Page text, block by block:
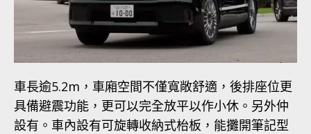
車長逾5.2m，車廂空間不僅寬敞舒適，後排座位更
具備避震功能，更可以完全放平以作小休。另外仲
設有。車內設有可旋轉收納式枱板，能攤開筆記型